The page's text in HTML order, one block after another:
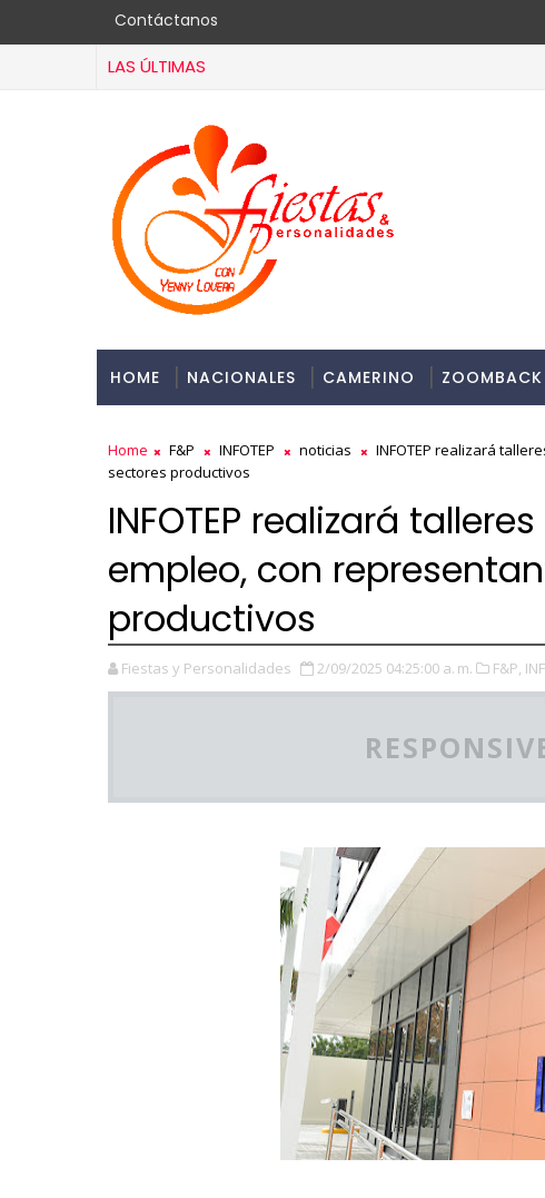
Contáctanos
LAS ÚLTIMAS
HOME NACIONALES CAMERINO ZOOMBACK
Home F&P INFOTEP noticias
INFOTEP realizará
sectores productivos
INFOTEP realizará
empleo, con
productivos
Fiestas y Personalidades 2/09/2025 04:25:00 a. m. F&P,